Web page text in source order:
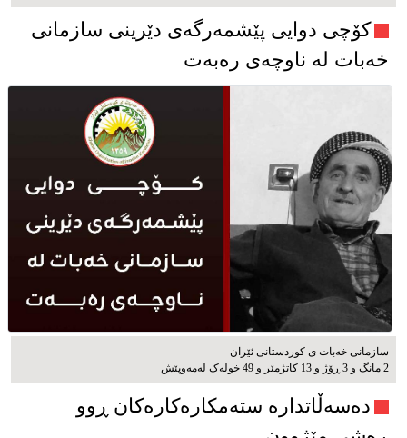
کۆچی دوایی پێشمەرگەی دێرینی سازمانی
خەبات لە ناوچەی رەبەت
سازمانی خەبات ی كوردستانی ئێران
2 مانگ و 3 ڕۆژ و 13 کاتژمێر و 49 خوله‌ک له‌مه‌وپێش‌
دەسەڵاتدارە ستەمکارەکارەکان ڕوو